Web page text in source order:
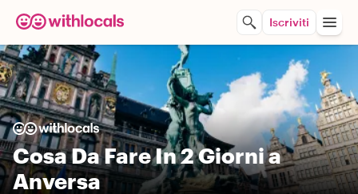
Iscriviti
Cosa Da Fare In 2 Giorni a
Anversa